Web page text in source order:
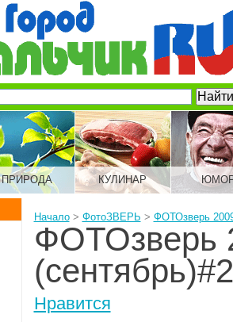
ПРИРОДА КУЛИНАР
Начало> ФотоЗВЕРЬ > ФОТОзверь
ФОТОзверь
Нравится